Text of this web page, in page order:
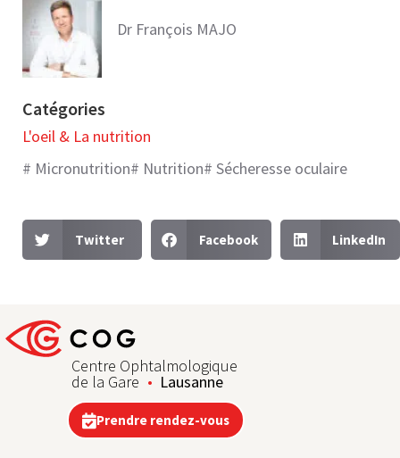
Dr François MAJO
Catégories
L'oeil & La nutrition​
# Micronutrition# Nutrition# Sécheresse oculaire
Twitter Facebook LinkedIn
Centre Ophtalmologique
de la Gare Lausanne
Prendre rendez-vous